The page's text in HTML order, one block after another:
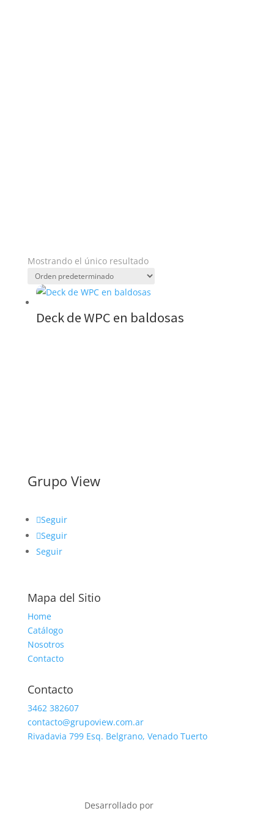
Mostrando el único resultado
Deck de WPC en baldosas
Grupo View
Seguir
Seguir
Seguir
Mapa del Sitio
Home
Catálogo
Nosotros
Contacto
Contacto
3462 382607
contacto@grupoview.com.ar
Rivadavia 799 Esq. Belgrano, Venado Tuerto
Desarrollado por